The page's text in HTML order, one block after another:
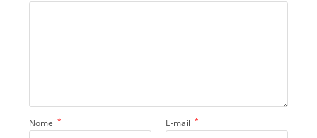
Nome * E-mail *